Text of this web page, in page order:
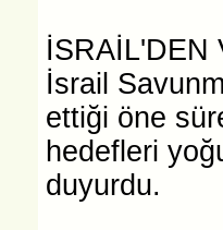
İSRAİL'DEN
İsrail
ettiği öne
hedefleri
duyurdu.